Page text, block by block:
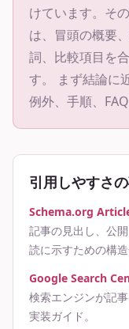
けています。そ
は、冒頭の概要
詞、比較項目を
す。 まず結論に
例外、手順、
引用しやすさ
Schema.org
記事の見出し、公
読に示すための構造
Google Search
検索エンジンが記
実装ガイド。